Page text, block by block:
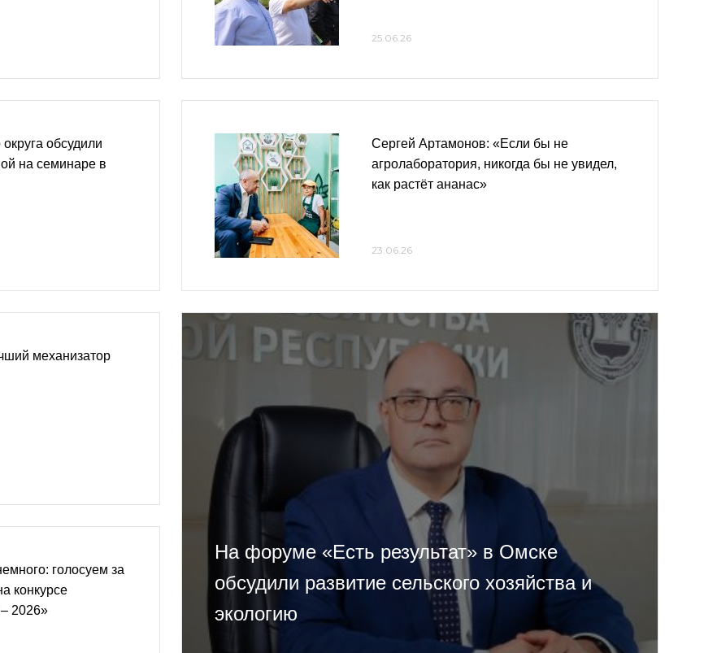
обсудили
на семинаре в
25.06.26
Сергей Артамонов: «Если бы не
агролаборатория, никогда бы не увидел,
как растёт ананас»
23.06.26
механизатор
голосуем за
конкурсе
2026»
На форуме «Есть результат» в Омске
обсудили развитие сельского хозяйства и
экологию